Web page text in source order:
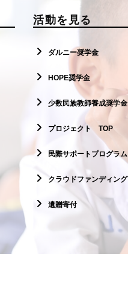
活動を見る
ダルニー奨学金
HOPE奨学金
少数民族教師養成奨学金
プロジェクト TOP
民際サポートプログラム
クラウドファンディング
遺贈寄付